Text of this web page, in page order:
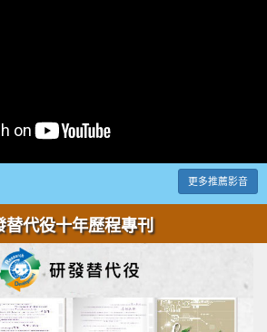
更多推薦影音
替代役十年歷程專刊